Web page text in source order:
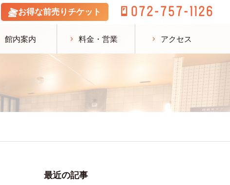
お得な前売りチケット 072-757-1126
館内案内 料金・営業 アクセス
最近の記事